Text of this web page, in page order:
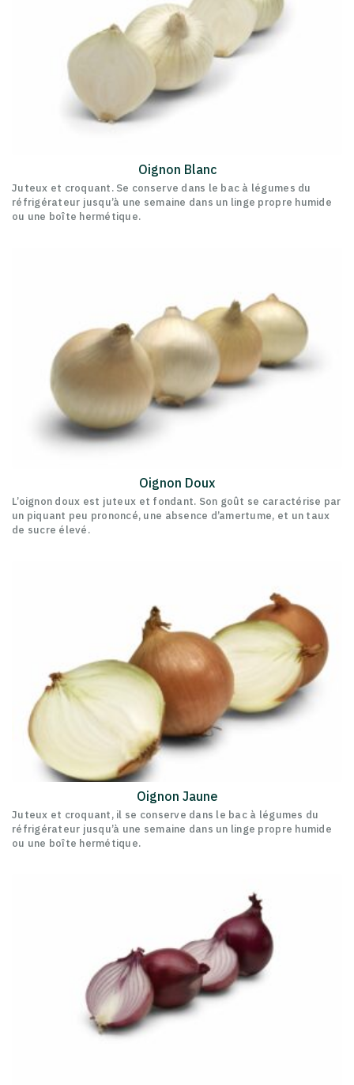
Oignon Blanc
Juteux et croquant. Se conserve dans le bac à légumes du
réfrigérateur jusqu’à une semaine dans un linge propre humide
ou une boîte hermétique.
Oignon Doux
L’oignon doux est juteux et fondant. Son goût se caractérise par
un piquant peu prononcé, une absence d’amertume, et un taux
de sucre élevé.
Oignon Jaune
Juteux et croquant, il se conserve dans le bac à légumes du
réfrigérateur jusqu’à une semaine dans un linge propre humide
ou une boîte hermétique.